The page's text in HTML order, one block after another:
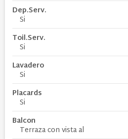
Dep.Serv.
Si
Toil.Serv.
Si
Lavadero
Si
Placards
Si
Balcon
Terraza con vista al